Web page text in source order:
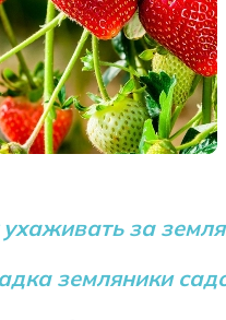
за
земляники